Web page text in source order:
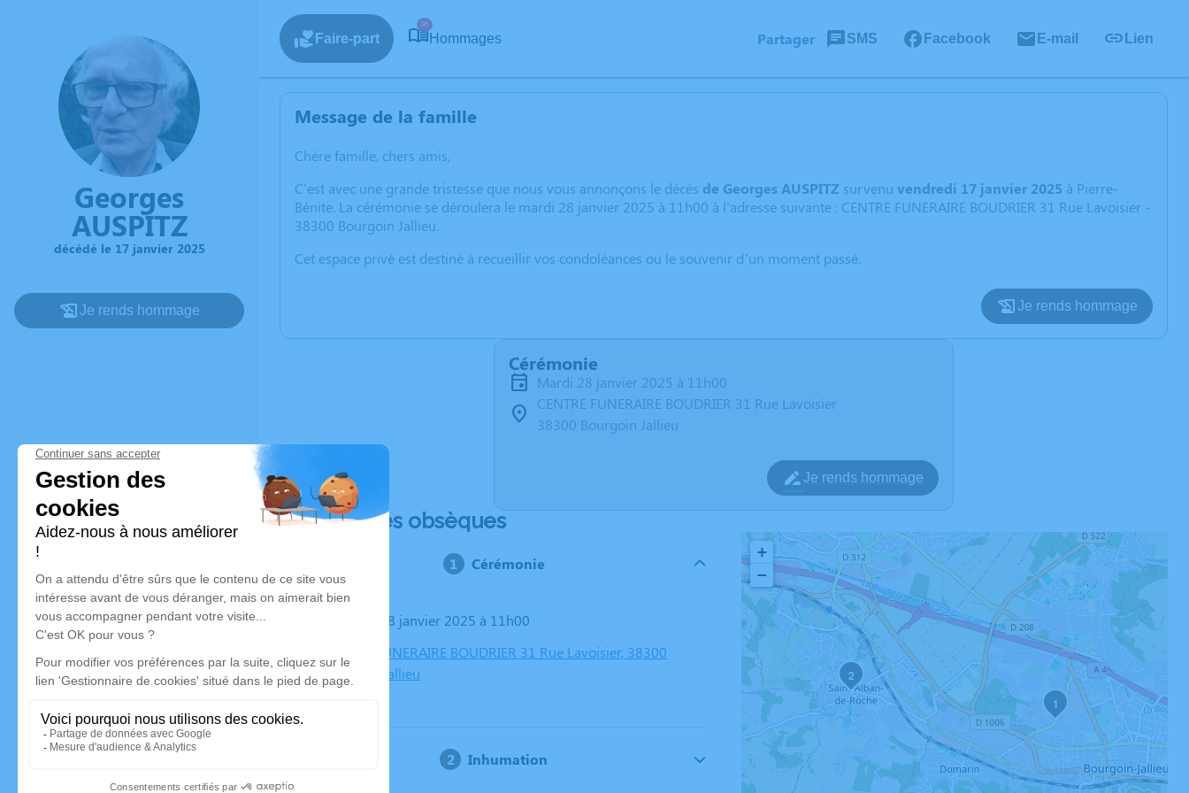
Georges
AUSPITZ
décédé le 17 janvier 2025
Je rends hommage
Faire-part
36
Hommages Partager SMS Facebook E-mail Lien
Message de la famille
Chère famille, chers amis,
C'est avec une grande tristesse que nous vous annonçons le décès de Georges AUSPITZ survenu vendredi 17 janvier 2025 à Pierre-
Bénite. La cérémonie se déroulera le mardi 28 janvier 2025 à 11h00 à l'adresse suivante : CENTRE FUNERAIRE BOUDRIER 31 Rue Lavoisier -
38300 Bourgoin Jallieu.
Cet espace privé est destiné à recueillir vos condoléances ou le souvenir d’un moment passé.
Je rends hommage
Cérémonie
mardi 28 janvier 2025 à 11h00
CENTRE FUNERAIRE BOUDRIER 31 Rue Lavoisier
38300 Bourgoin Jallieu
Je rends hommage
Déroulé des obsèques
Cérémonie
Le mardi 28 janvier 2025 à 11h00
CENTRE FUNERAIRE BOUDRIER 31 Rue Lavoisier, 38300
Bourgoin Jallieu
Inhumation
1
2
+
−